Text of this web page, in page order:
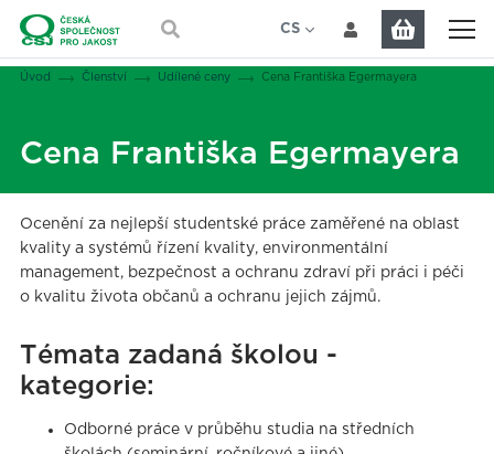
Přeskočit na hlavní obsah
CS
EN
Jsi tady:
Úvod Členství Udílené ceny Cena Františka Egermayera
Cena Františka Egermayera
Ocenění za nejlepší studentské práce zaměřené na oblast
kvality a systémů řízení kvality, environmentální
management, bezpečnost a ochranu zdraví při práci i péči
o kvalitu života občanů a ochranu jejich zájmů.
Témata zadaná školou -
kategorie:
Odborné práce v průběhu studia na středních